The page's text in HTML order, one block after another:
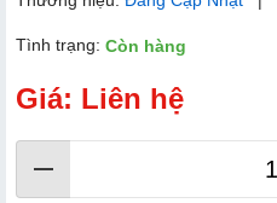
Tình trạng: Còn hàng
Giá: Liên hệ